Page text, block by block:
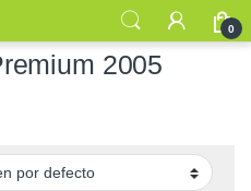
0
2005